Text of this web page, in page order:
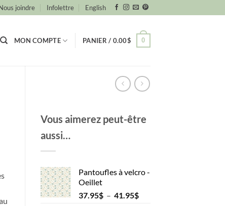
joindre Infolettre English
MON COMPTE PANIER / 0.00$ 0
Vous aimerez peut-être
aussi…
Pantoufles à velcro -
Oeillet
37.95$ – 41.95$Plage